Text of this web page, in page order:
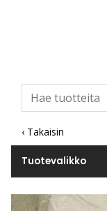
‹ Takaisin
Tuotevalikko